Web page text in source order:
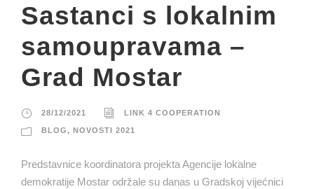
Sastanci s lokalnim
samoupravama –
Grad Mostar
28/12/2021 LINK 4 COOPERATION
BLOG, NOVOSTI 2021
Predstavnice koordinatora projekta Agencije lokalne
demokratije Mostar održale su danas u Gradskoj vijećnici